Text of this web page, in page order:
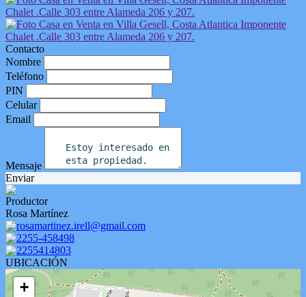
Contacto
Nombre
Teléfono
PIN
Celular
Email
Mensaje
Enviar
Productor
Rosa Martínez
rosamartinez.irell@gmail.com
2255-458498
2255414803
UBICACIÓN
+